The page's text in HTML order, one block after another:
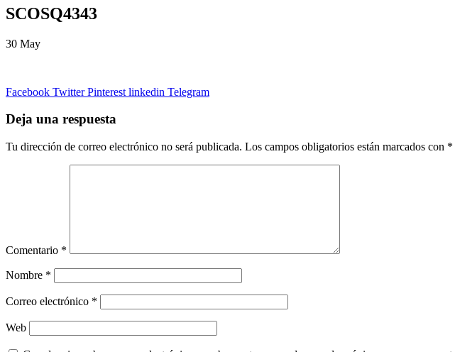
SCOSQ4343
30 May
Facebook Twitter Pinterest linkedin Telegram
Deja una respuesta
Tu dirección de correo electrónico no será publicada. Los campos obligatorios están marcados con *
Comentario *
Nombre *
Correo electrónico *
Web